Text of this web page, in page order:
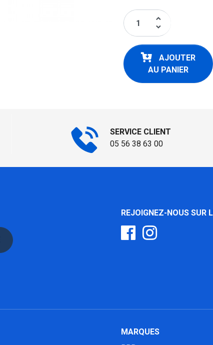
keyboard_arrow_up
keyboard_arrow_down
AJOUTER
AU PANIER
SERVICE CLIENT
05 56 38 63 00
REJOIGNEZ-NOUS SUR
MARQUES